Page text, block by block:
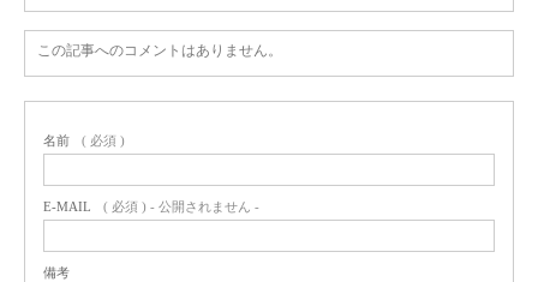
この記事へのコメントはありません。
名前 ( 必須 )
E-MAIL ( 必須 ) - 公開されません -
備考